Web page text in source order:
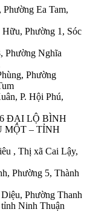
Ea Tam,
Phường 1, Sóc
Phường Nghĩa
Phường
P. Hội Phú,
ĐẠI LỘ BÌNH
MỘT – TỈNH
, Thị xã Cai Lậy,
Phường 5, Thành
Phường Thanh
tỉnh Ninh Thuận